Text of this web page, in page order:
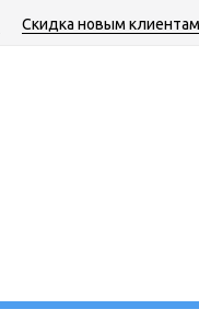
Скидка новым клиентам